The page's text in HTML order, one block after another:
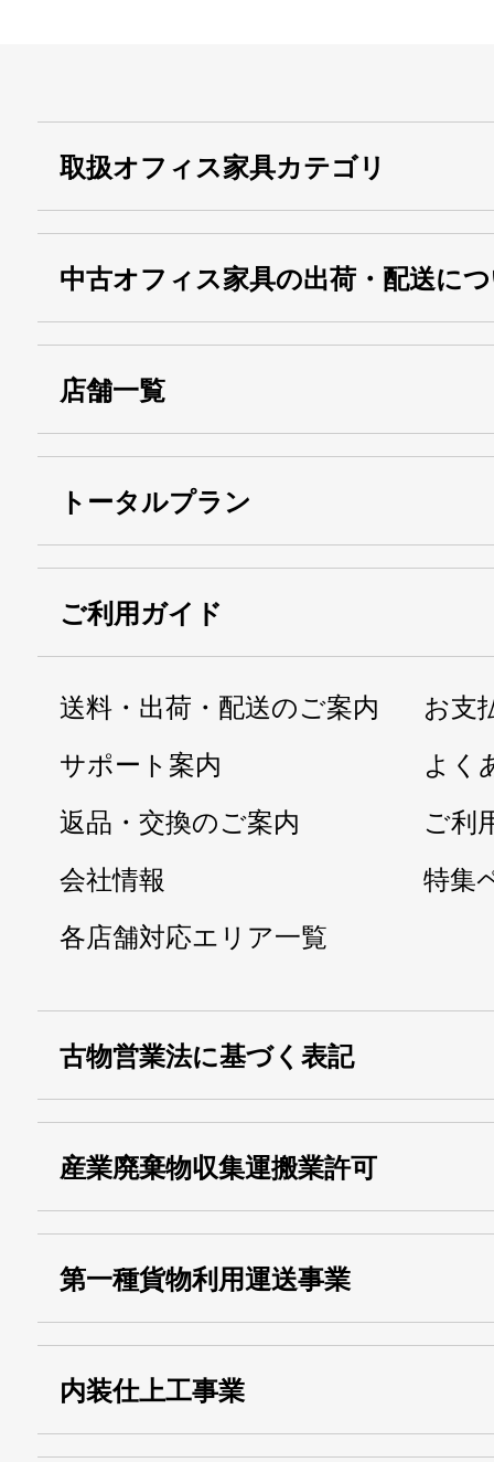
取扱オフィス家具カテゴリ
中古オフィス家具の出荷・配送に
店舗一覧
トータルプラン
ご利用ガイド
送料・出荷・配送のご案内
お支
サポート案内
よく
返品・交換のご案内
ご利
会社情報
特集
各店舗対応エリア一覧
古物営業法に基づく表記
産業廃棄物収集運搬業許可
運搬業許可証番号：
13000155805
第一種貨物利用運送事業
事業
関自貨：
内装仕上工事業